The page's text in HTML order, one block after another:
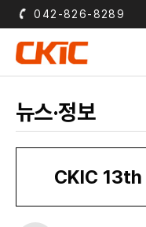
042-826-8289
뉴스·정보
CKIC